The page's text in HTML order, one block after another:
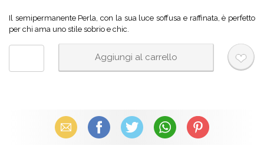
Il semipermanente Perla, con la sua luce soffusa e raffinata, è perfetto
per chi ama uno stile sobrio e chic.
Email Facebook X (Twitter) WhatsAppPinterest